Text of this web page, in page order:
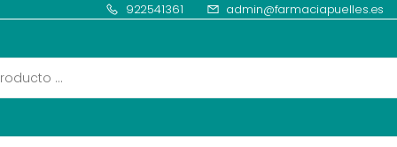
922541361 admin@farmaciapuelles.es